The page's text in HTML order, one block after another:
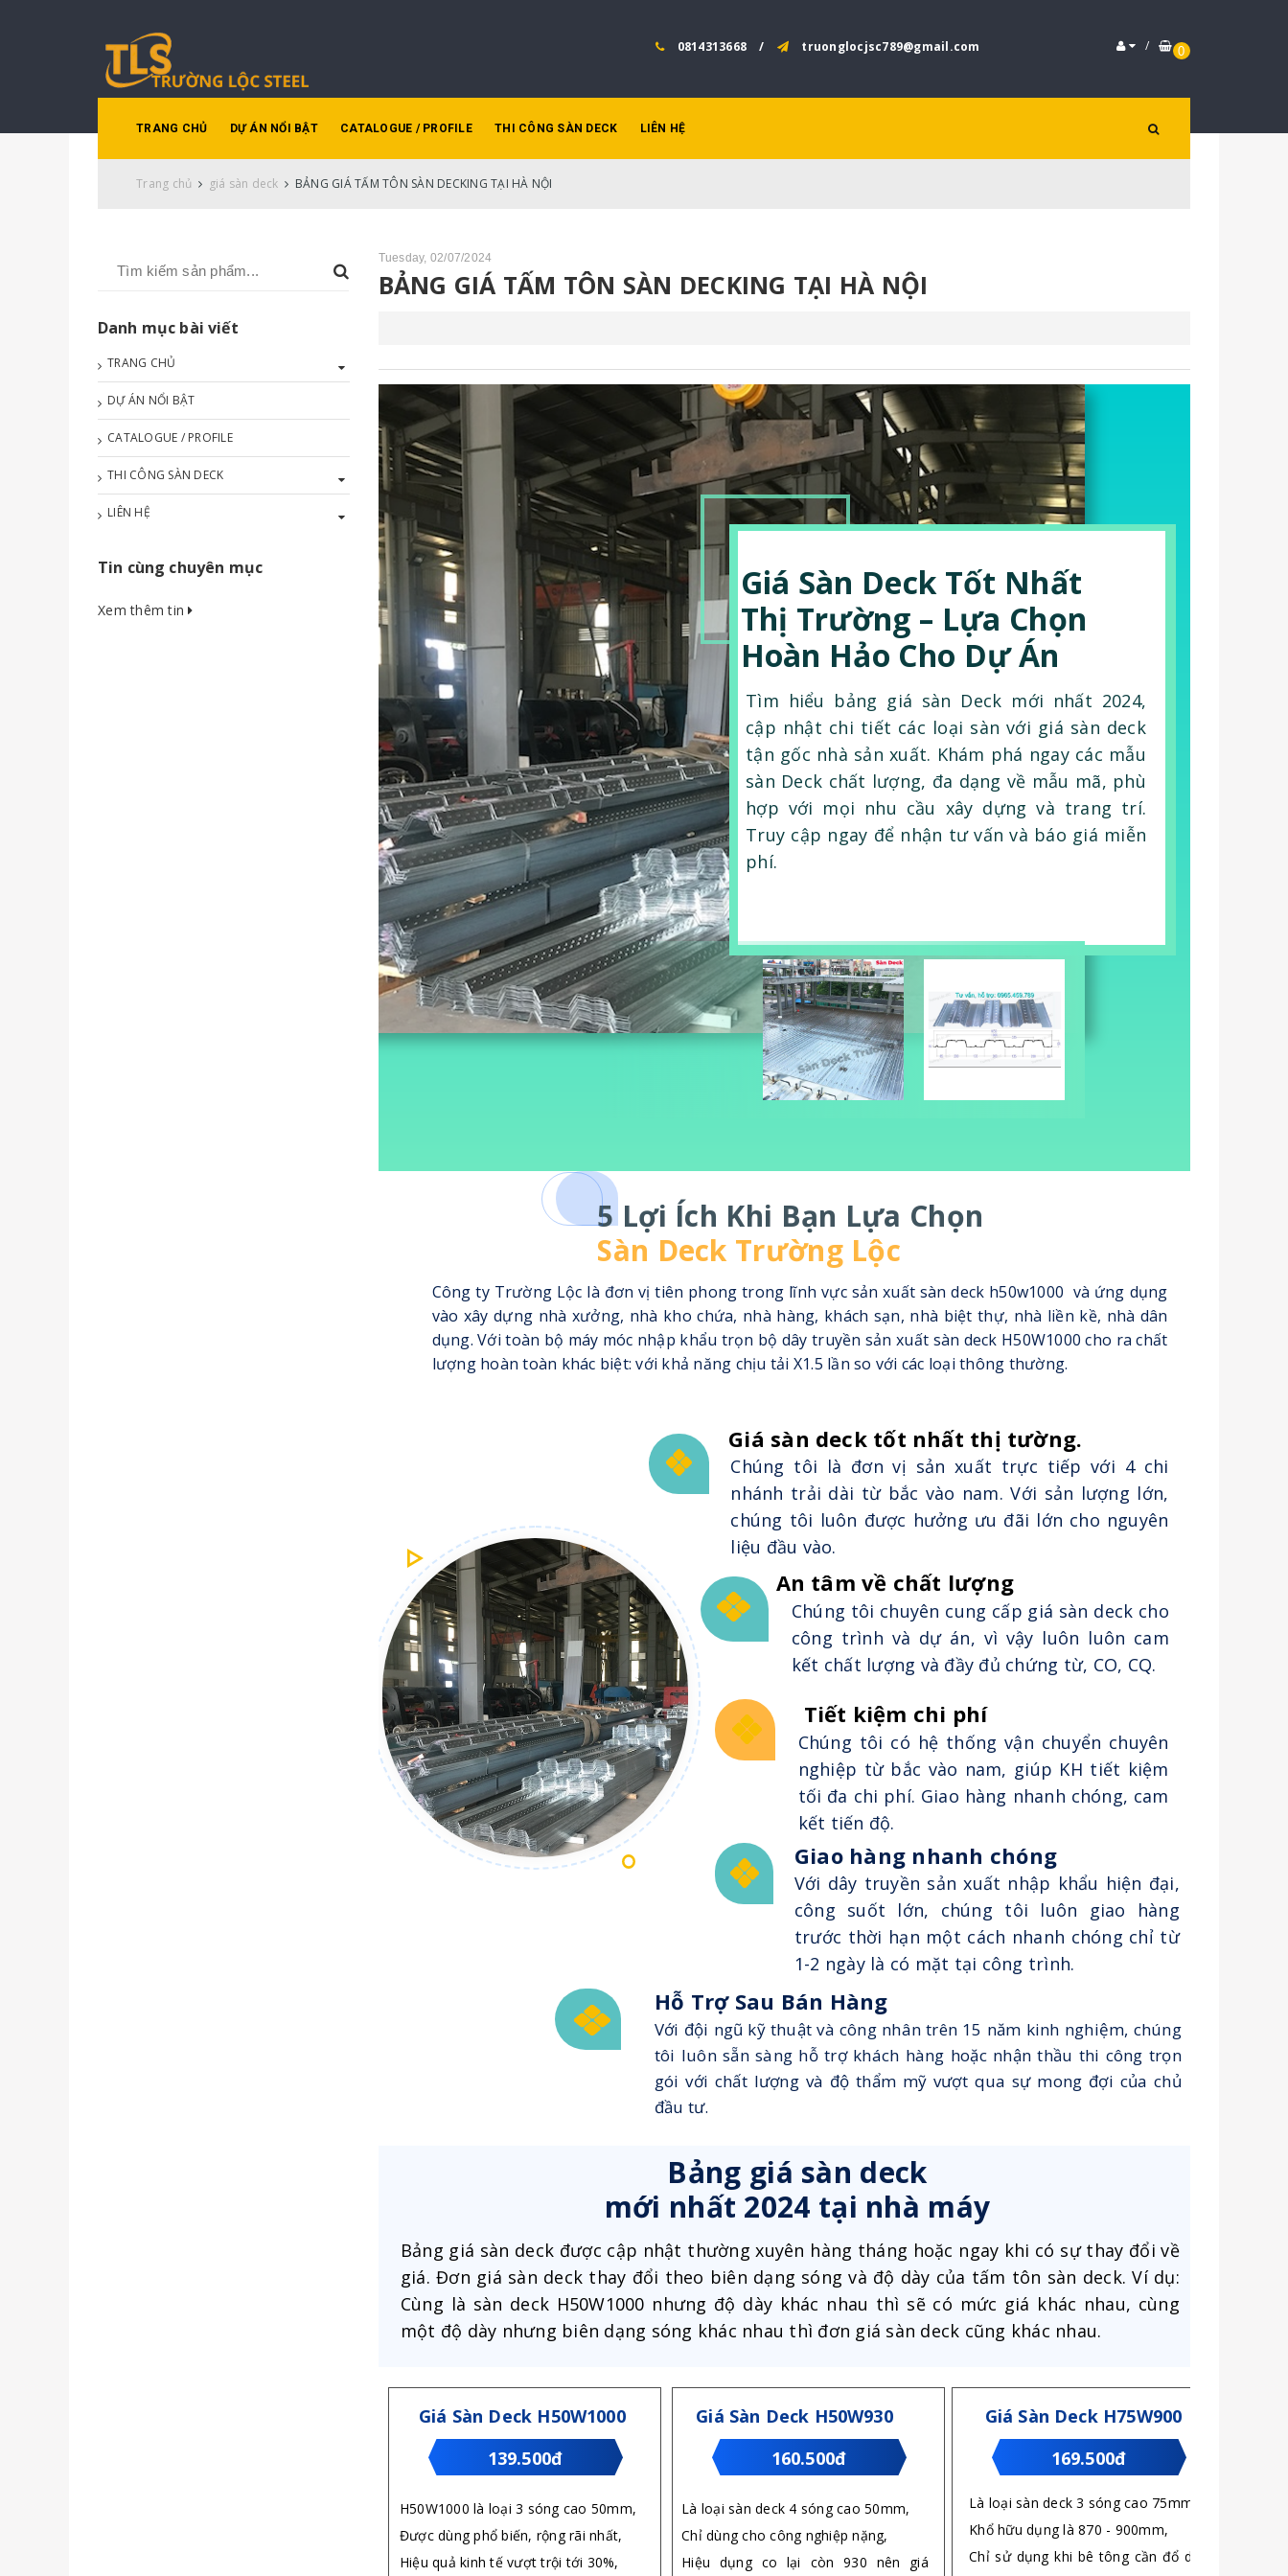
0814313668 / truonglocjsc789@gmail.com / 0
TRANG CHỦ DỰ ÁN NỔI BẬT CATALOGUE / PROFILE THI CÔNG SÀN DECK LIÊN HỆ
Trang chủ giá sàn deck BẢNG GIÁ TẤM TÔN SÀN DECKING TẠI HÀ NỘI
Tuesday, 02/07/2024
BẢNG GIÁ TẤM TÔN SÀN DECKING TẠI HÀ NỘI
Tìm hiểu bảng giá sàn Deck mới nhất 2024,
cập nhật chi tiết các loại sàn với giá sàn deck
tận gốc nhà sản xuất. Khám phá ngay các mẫu
sàn Deck chất lượng, đa dạng về mẫu mã, phù
hợp với mọi nhu cầu xây dựng và trang trí.
Truy cập ngay để nhận tư vấn và báo giá miễn
phí.
Giá Sàn Deck Tốt Nhất
Thị Trường – Lựa Chọn
Hoàn Hảo Cho Dự Án
Công ty Trường Lộc là đơn vị tiên phong trong lĩnh vực sản xuất sàn deck h50w1000 và ứng dụng
vào xây dựng nhà xưởng, nhà kho chứa, nhà hàng, khách sạn, nhà biệt thự, nhà liền kề, nhà dân
dụng. Với toàn bộ máy móc nhập khẩu trọn bộ dây truyền sản xuất sàn deck H50W1000 cho ra chất
lượng hoàn toàn khác biệt: với khả năng chịu tải X1.5 lần so với các loại thông thường.
5 Lợi Ích Khi Bạn Lựa Chọn
Sàn Deck Trường Lộc
Với dây truyền sản xuất nhập khẩu hiện đại,
công suốt lớn, chúng tôi luôn giao hàng
trước thời hạn một cách nhanh chóng chỉ từ
1-2 ngày là có mặt tại công trình.
Giao hàng nhanh chóng
Với đội ngũ kỹ thuật và công nhân trên 15 năm kinh nghiệm, chúng
tôi luôn sẵn sàng hỗ trợ khách hàng hoặc nhận thầu thi công trọn
gói với chất lượng và độ thẩm mỹ vượt qua sự mong đợi của chủ
đầu tư.
Hỗ Trợ Sau Bán Hàng
Chúng tôi là đơn vị sản xuất trực tiếp với 4 chi
nhánh trải dài từ bắc vào nam. Với sản lượng lớn,
chúng tôi luôn được hưởng ưu đãi lớn cho nguyên
liệu đầu vào.
Giá sàn deck tốt nhất thị tường.
Chúng tôi chuyên cung cấp giá sàn deck cho
công trình và dự án, vì vậy luôn luôn cam
kết chất lượng và đầy đủ chứng từ, CO, CQ.
An tâm về chất lượng
Chúng tôi có hệ thống vận chuyển chuyên
nghiệp từ bắc vào nam, giúp KH tiết kiệm
tối đa chi phí. Giao hàng nhanh chóng, cam
kết tiến độ.
Tiết kiệm chi phí
Bảng giá sàn deck
mới nhất 2024 tại nhà máy
Bảng giá sàn deck được cập nhật thường xuyên hàng tháng hoặc ngay khi có sự thay đổi về
giá. Đơn giá sàn deck thay đổi theo biên dạng sóng và độ dày của tấm tôn sàn deck. Ví dụ:
Cùng là sàn deck H50W1000 nhưng độ dày khác nhau thì sẽ có mức giá khác nhau, cùng
một độ dày nhưng biên dạng sóng khác nhau thì đơn giá sàn deck cũng khác nhau.
Giá Sàn Deck H50W1000
139.500đ
H50W1000 là loại 3 sóng cao 50mm,
Được dùng phổ biến, rộng rãi nhất,
Hiệu quả kinh tế vượt trội tới 30%,
Giá Sàn Deck H50W930
160.500đ
Là loại sàn deck 4 sóng cao 50mm,
Chỉ dùng cho công nghiệp nặng,
Hiệu dụng co lại còn 930 nên giá
Giá Sàn Deck H75W900
169.500đ
Là loại sàn deck 3 sóng cao 75mm,
Khổ hữu dụng là 870 - 900mm,
Chỉ sử dụng khi bê tông cần đổ dày
Danh mục bài viết
TRANG CHỦ
DỰ ÁN NỔI BẬT
CATALOGUE / PROFILE
THI CÔNG SÀN DECK
LIÊN HỆ
Tin cùng chuyên mục
Xem thêm tin